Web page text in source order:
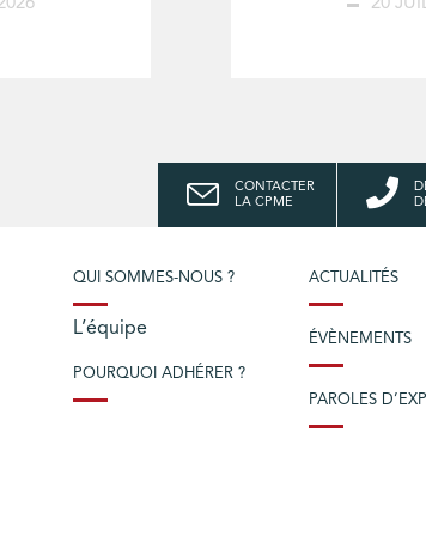
20
CONTACTER
LA CPME
QUI SOMMES-NOUS ?
L’équipe
POURQUOI ADHÉRER ?
ACTUALITÉS
ÉVÈNEMENTS
PAROLES